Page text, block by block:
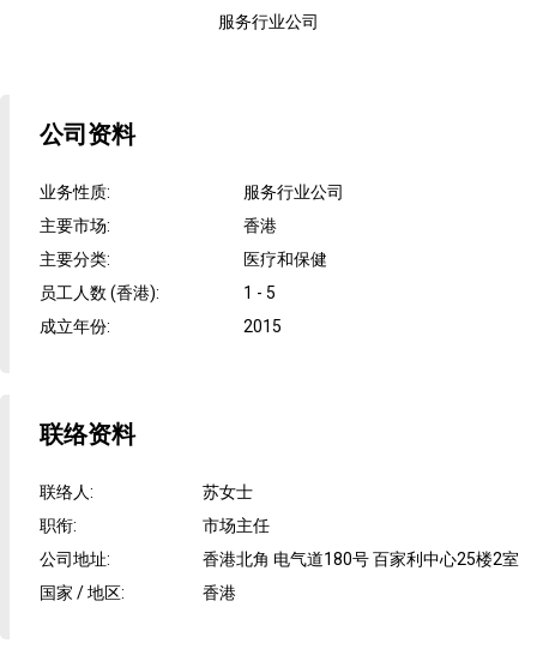
服务行业公司
公司资料
业务性质:
服务行业公司
主要市场:
香港
主要分类:
医疗和保健
员工人数 (香港):
1 - 5
成立年份: 2015
联络资料
联络人:
苏女士
职衔:
市场主任
公司地址:
香港北角 电气道180号 百家利中心25楼2室
国家 / 地区: 香港